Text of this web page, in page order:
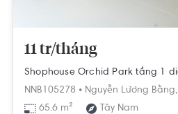
11 tr/tháng
NNB105278 • Nguyễn Lương Bằng,
65.6 m²
Tây Nam